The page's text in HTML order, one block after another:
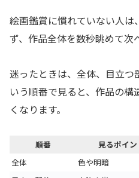
絵画鑑賞に慣れていない人は
ず、作品全体を数秒眺めて次
迷ったときは、全体、目立つ
いう順番で見ると、作品の
くなります。
順番 見るポイン
全体
色や明暗